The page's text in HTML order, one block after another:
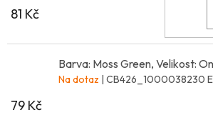
81 Kč
Barva: Moss Green, Velikost:
Na dotaz | CB426_1000038230
79 Kč